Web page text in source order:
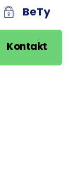
Kontakt
BeTy